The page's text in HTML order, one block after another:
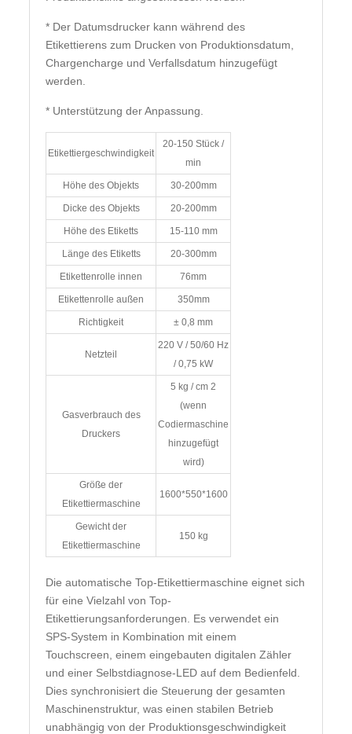
* Der Datumsdrucker kann während des
Etikettierens zum Drucken von Produktionsdatum,
Chargencharge und Verfallsdatum hinzugefügt
werden.
* Unterstützung der Anpassung.
Etikettiergeschwindigkeit
20-150 Stück /
min
Höhe des Objekts 30-200mm
Dicke des Objekts 20-200mm
Höhe des Etiketts 15-110 mm
Länge des Etiketts 20-300mm
Etikettenrolle innen 76mm
Etikettenrolle außen 350mm
Richtigkeit ± 0,8 mm
Netzteil
220 V / 50/60 Hz
/ 0,75 kW
Gasverbrauch des
Druckers
5 kg / cm 2
(wenn
Codiermaschine
hinzugefügt
wird)
Größe der
Etikettiermaschine
1600*550*1600
Gewicht der
Etikettiermaschine
150 kg
Die automatische Top-Etikettiermaschine eignet sich
für eine Vielzahl von Top-
Etikettierungsanforderungen. Es verwendet ein
SPS-System in Kombination mit einem
Touchscreen, einem eingebauten digitalen Zähler
und einer Selbstdiagnose-LED auf dem Bedienfeld.
Dies synchronisiert die Steuerung der gesamten
Maschinenstruktur, was einen stabilen Betrieb
unabhängig von der Produktionsgeschwindigkeit